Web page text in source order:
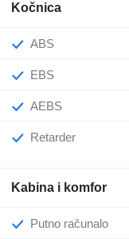
Kočnica
ABS
EBS
AEBS
Retarder
Kabina i komfor
Putno računalo